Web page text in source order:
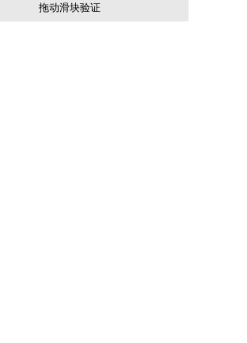
拖动滑块验证